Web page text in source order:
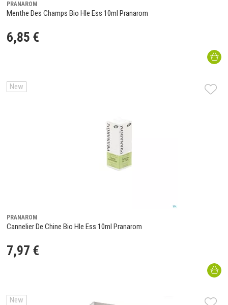
PRANAROM
Menthe Des Champs Bio Hle Ess 10ml Pranarom
6,85 €
New
PRANAROM
Cannelier De Chine Bio Hle Ess 10ml Pranarom
7,97 €
New